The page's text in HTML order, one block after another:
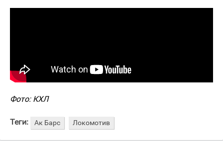
Фото: КХЛ
Теги: Ак Барс Локомотив